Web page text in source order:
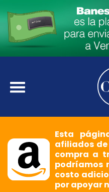
Esta
afiliados
compra a
podríamos
costo
por apoyar